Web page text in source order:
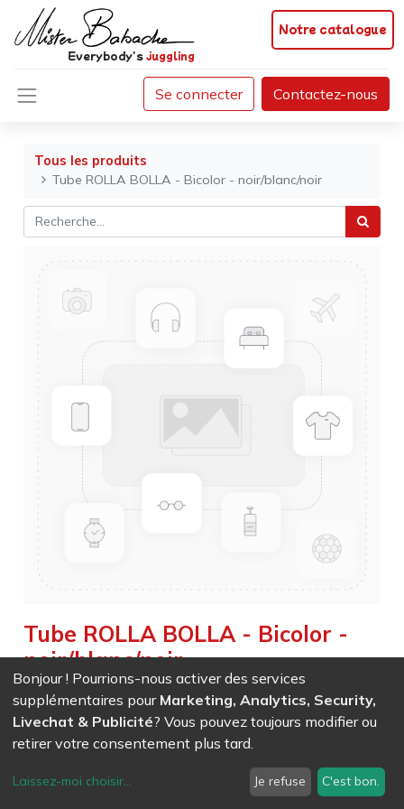
Notre catalogue
Everybody'sjuggling
Se connecter Contactez-nous
Tous les produits
Tube ROLLA BOLLA - Bicolor - noir/blanc/noir
Tube ROLLA BOLLA - Bicolor -
noir/blanc/noir
Weight : 0,650kg
False
42,00CHF
1778)
Bonjour ! Pourrions-nous activer des services
supplémentaires pour Marketing, Analytics, Security,
Livechat & Publicité? Vous pouvez toujours modifier ou
retirer votre consentement plus tard.
Laissez-moi choisir... Je refuse C'est bon.